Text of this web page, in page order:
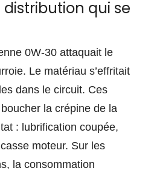
qui se
0W-30 attaquait le
Le matériau s’effritait
dans le circuit. Ces
la crépine de la
: lubrification coupée,
moteur. Sur les
la consommation